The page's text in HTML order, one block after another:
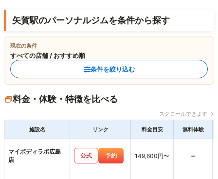
矢賀駅のパーソナルジムを条件から探す
現在の条件
すべての店舗 / おすすめ順
条件を絞り込む
料金・体験・特徴を比べる
スクロールできます →
施設名 リンク 料金目安 無料体験
マイボディラボ広島
店
公式 予約 149,600円〜 -